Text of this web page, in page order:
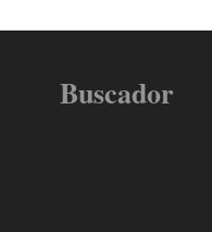
Buscador